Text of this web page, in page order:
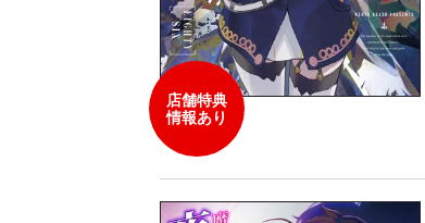
店舗特典
情報あり